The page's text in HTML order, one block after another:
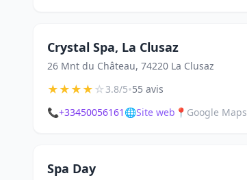
Crystal Spa, La Clusaz
26 Mnt du Château, 74220 La Clusaz
★★★★☆3.8/5•55 avis
📞+33450056161 🌐Site web 📍 Google Maps
Spa Day